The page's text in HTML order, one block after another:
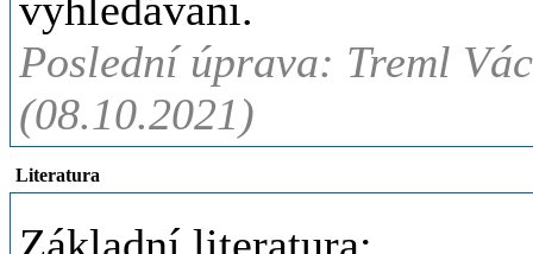
Poslední úprava: Treml
(08.10.2021)
Literatura